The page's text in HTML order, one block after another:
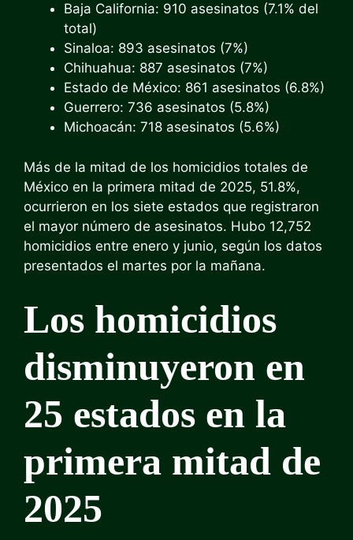
Baja California: 910 asesinatos (7.1% del
total)
Sinaloa: 893 asesinatos (7%)
Chihuahua: 887 asesinatos (7%)
Estado de México: 861 asesinatos (6.8%)
Guerrero: 736 asesinatos (5.8%)
Michoacán: 718 asesinatos (5.6%)
Más de la mitad de los homicidios totales de
México en la primera mitad de 2025, 51.8%,
ocurrieron en los siete estados que registraron
el mayor número de asesinatos. Hubo 12,752
homicidios entre enero y junio, según los datos
presentados el martes por la mañana.
Los homicidios
disminuyeron en
25 estados en la
primera mitad de
2025